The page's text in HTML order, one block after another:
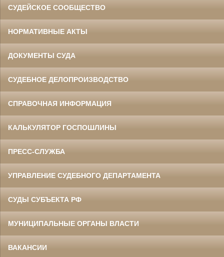
СУДЕЙСКОЕ СООБЩЕСТВО
НОРМАТИВНЫЕ АКТЫ
ДОКУМЕНТЫ СУДА
СУДЕБНОЕ ДЕЛОПРОИЗВОДСТВО
СПРАВОЧНАЯ ИНФОРМАЦИЯ
КАЛЬКУЛЯТОР ГОСПОШЛИНЫ
ПРЕСС-СЛУЖБА
УПРАВЛЕНИЕ СУДЕБНОГО ДЕПАРТАМЕНТА
СУДЫ СУБЪЕКТА РФ
МУНИЦИПАЛЬНЫЕ ОРГАНЫ ВЛАСТИ
ВАКАНСИИ